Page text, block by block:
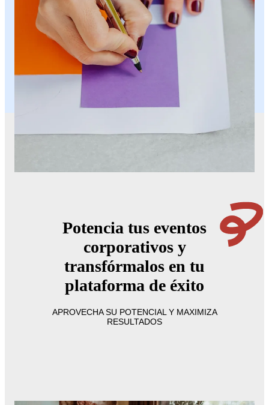
Potencia tus eventos
corporativos y
transfórmalos en tu
plataforma de éxito
APROVECHA SU POTENCIAL Y MAXIMIZA
RESULTADOS